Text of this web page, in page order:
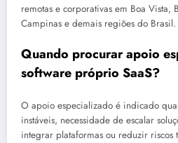
remotas e corporativas em Boa Vista,
Campinas e demais regiões do Brasil.
Quando procurar apoio
software próprio SaaS?
O apoio especializado é indicado
instáveis, necessidade de escalar
integrar plataformas ou reduzir riscos